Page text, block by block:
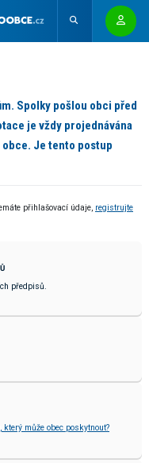
Spolky pošlou obci před
je vždy projednávána
Je tento postup
přihlašovací údaje, registrujte
předpisů.
může obec poskytnout?